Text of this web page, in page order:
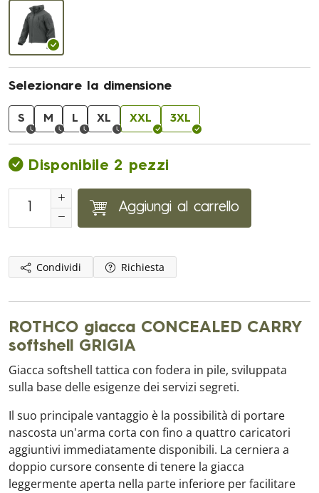
Selezionare la dimensione
S M L XL XXL 3XL
Disponibile 2 pezzi
Aggiungi al carrello
Condividi Richiesta
ROTHCO giacca CONCEALED CARRY
softshell GRIGIA
Giacca softshell tattica con fodera in pile, sviluppata
sulla base delle esigenze dei servizi segreti.
Il suo principale vantaggio è la possibilità di portare
nascosta un'arma corta con fino a quattro caricatori
aggiuntivi immediatamente disponibili. La cerniera a
doppio cursore consente di tenere la giacca
leggermente aperta nella parte inferiore per facilitare